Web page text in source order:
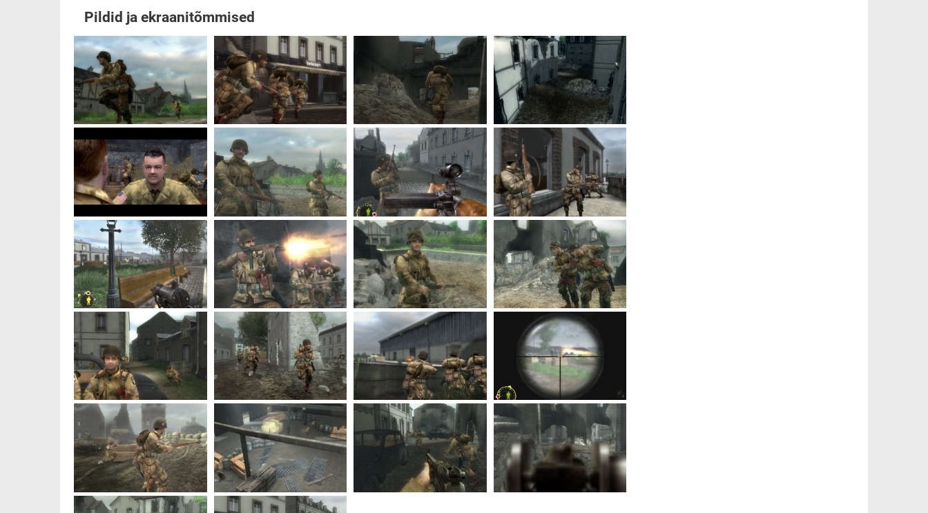
Pildid ja ekraanitõmmised